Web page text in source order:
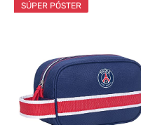
SÚPER PÓSTER